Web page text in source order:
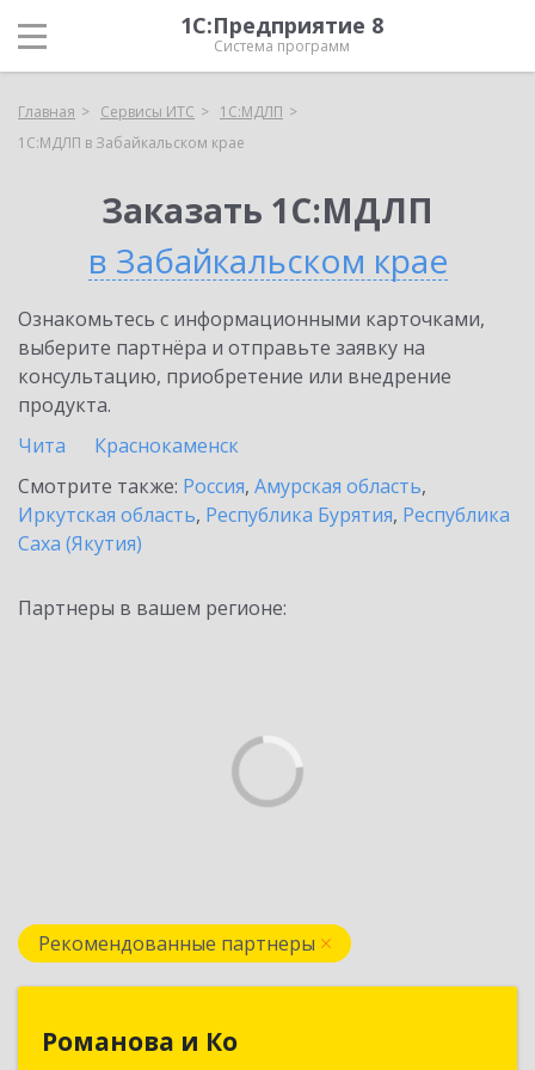
1С:Предприятие 8
Система программ
Главная Сервисы ИТС
1С:МДЛП
1С:МДЛП в Забайкальском крае
Заказать 1С:МДЛП
в Забайкальском крае
Ознакомьтесь с информационными карточками,
выберите партнёра и отправьте заявку на
консультацию, приобретение или внедрение
продукта.
Чита
Краснокаменск
Смотрите также: Россия, Амурская область,
Иркутская область, Республика Бурятия, Республика
Саха (Якутия)
Партнеры в вашем регионе:
Рекомендованные партнеры
Романова и Ко